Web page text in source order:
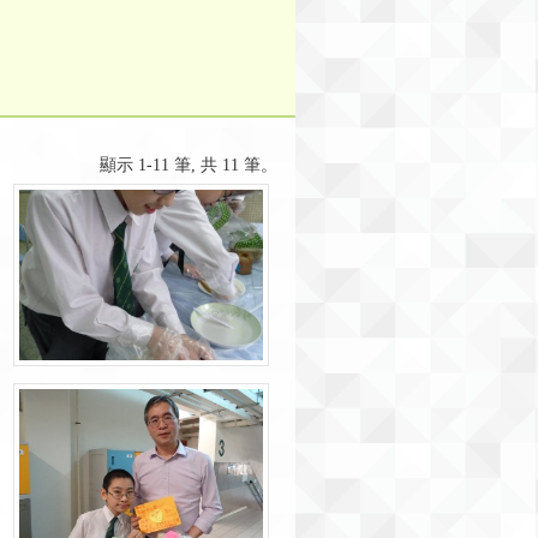
顯示 1-11 筆, 共 11 筆。